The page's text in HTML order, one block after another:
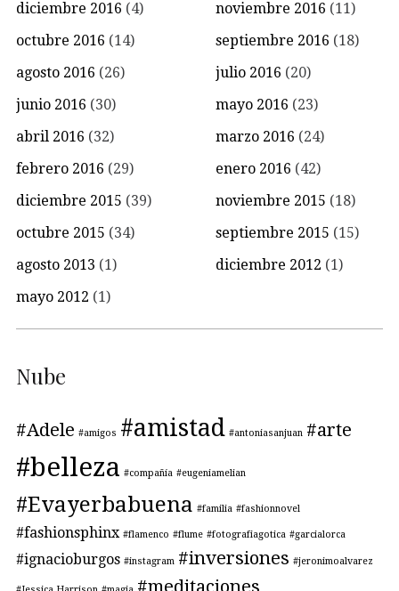
diciembre 2016 (4) noviembre 2016 (11)
octubre 2016 (14) septiembre 2016 (18)
agosto 2016 (26) julio 2016 (20)
junio 2016 (30) mayo 2016 (23)
abril 2016 (32) marzo 2016 (24)
febrero 2016 (29) enero 2016 (42)
diciembre 2015 (39) noviembre 2015 (18)
octubre 2015 (34) septiembre 2015 (15)
agosto 2013 (1) diciembre 2012 (1)
mayo 2012 (1)
Nube
#Adele #amigos #amistad #antoniasanjuan #arte
#belleza #compañía #eugeniamelian
#Evayerbabuena #familia #fashionnovel
#fashionsphinx #flamenco #flume #fotografiagotica #garcialorca
#ignacioburgos #instagram #inversiones #jeronimoalvarez
#meditaciones